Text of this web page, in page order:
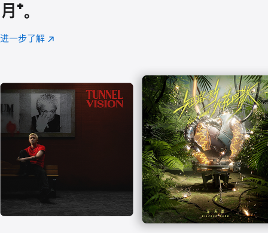
月 脚
注
⁺。
进一步了解 Apple
(在
口
中
打
开)